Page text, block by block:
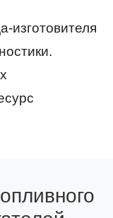
изготовителя